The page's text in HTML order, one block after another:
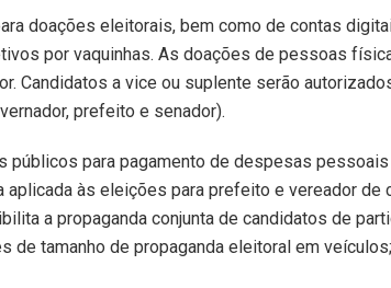
doações eleitorais, bem como de contas
por vaquinhas. As doações de pessoas
Candidatos a vice ou suplente serão
prefeito e senador).
públicos para pagamento de despesas
às eleições para prefeito e vereador de
a propaganda conjunta de candidatos de
de tamanho de propaganda eleitoral em